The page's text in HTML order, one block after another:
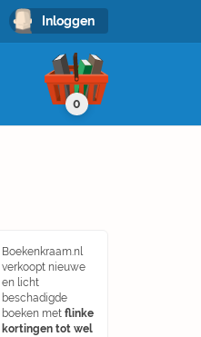
Inloggen
0
Boekenkraam.nl
verkoopt nieuwe
en licht
beschadigde
boeken met flinke
kortingen tot wel